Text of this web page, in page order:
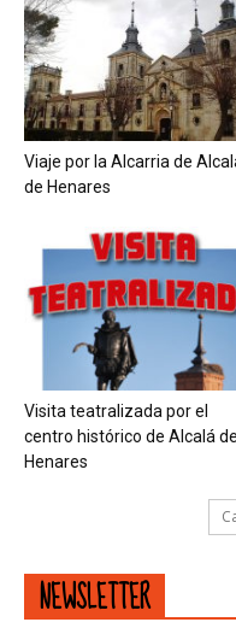
Viaje por la Alcarria de
de Henares
Visita teatralizada por el
centro histórico de Alcalá de
Henares
NEWSLETTER